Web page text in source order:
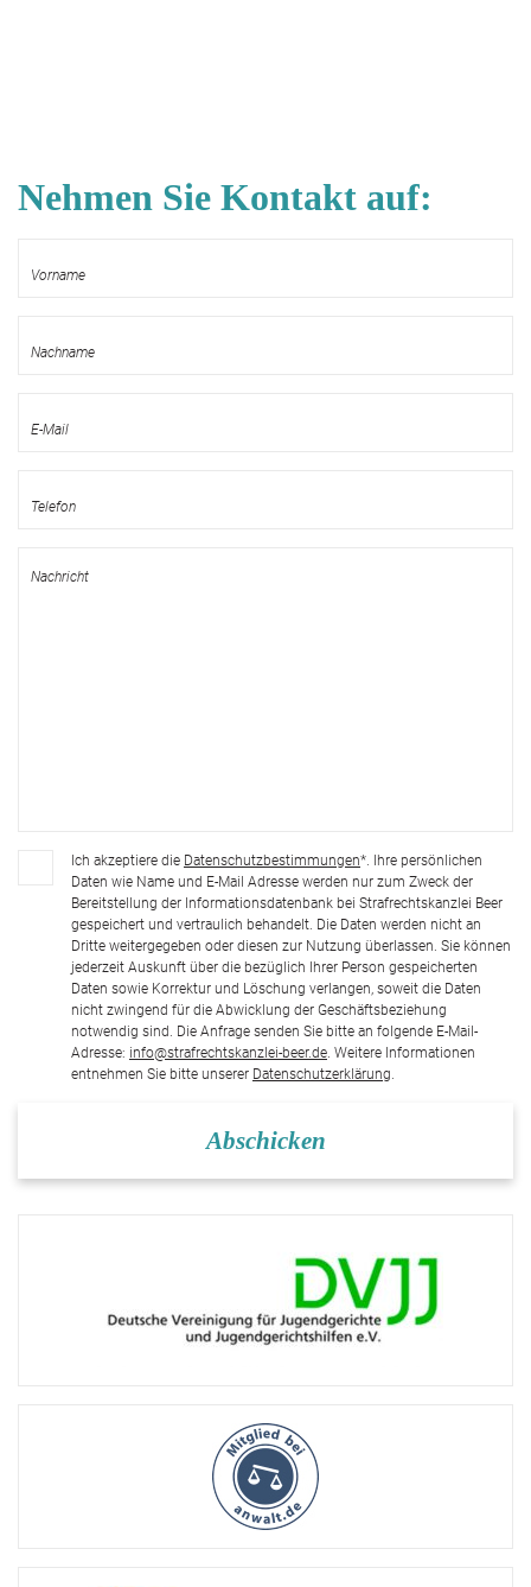
Nehmen Sie Kontakt auf:
Ich akzeptiere die Datenschutzbestimmungen*. Ihre persönlichen
Daten wie Name und E-Mail Adresse werden nur zum Zweck der
Bereitstellung der Informationsdatenbank bei Strafrechtskanzlei Beer
gespeichert und vertraulich behandelt. Die Daten werden nicht an
Dritte weitergegeben oder diesen zur Nutzung überlassen. Sie können
jederzeit Auskunft über die bezüglich Ihrer Person gespeicherten
Daten sowie Korrektur und Löschung verlangen, soweit die Daten
nicht zwingend für die Abwicklung der Geschäftsbeziehung
notwendig sind. Die Anfrage senden Sie bitte an folgende E-Mail-
Adresse: info@strafrechtskanzlei-beer.de. Weitere Informationen
entnehmen Sie bitte unserer Datenschutzerklärung.